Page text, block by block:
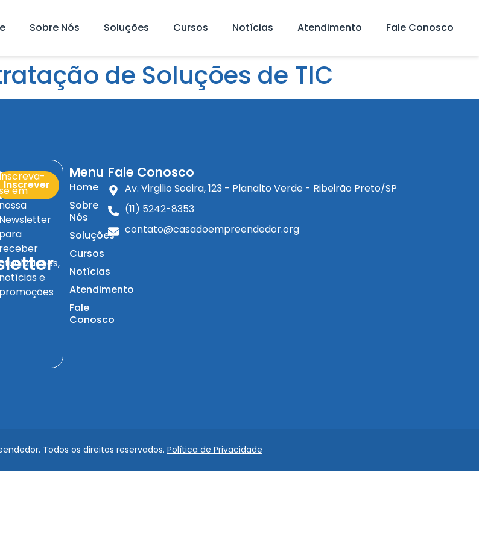
Sobre Nós Soluções Cursos Notícias Atendimento Fale Conosco
de Soluções de TIC
Inscrever
em
nossa
Newsletter
para
receber
notícias e
promoções
Menu
Home
Sobre
Nós
Soluções
Cursos
Notícias
Atendimento
Fale
Conosco
Fale Conosco
Av. Virgilio Soeira, 123 - Planalto Verde - Ribeirão Preto/SP
(11) 5242-8353
contato@casadoempreendedor.org
Todos os direitos reservados. Política de Privacidade